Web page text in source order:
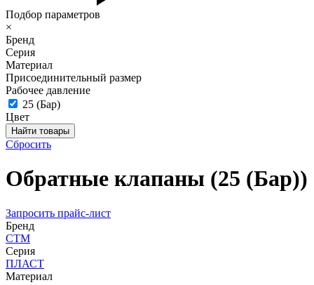
Обратные клапаны (25 (Бар))
Запросить прайс-лист
Бренд
СТМ
Серия
ПЛАСТ
Материал
Подбор параметров
×
Бренд
Серия
Материал
Присоединительный размер
Рабочее давление
25 (Бар)
Цвет
Сбросить